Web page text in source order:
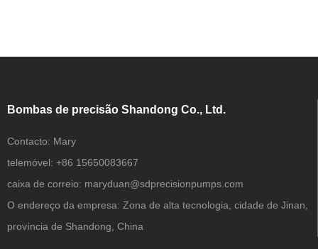
Bombas de precisão Shandong Co., Ltd.
Contacto: Mary
telemóvel: +86 15650083667
caixa de correio: maryduan@sdprecisionpumps.com
O endereço da empresa: Zona de alta tecnologia, cidade de Jinan,
província de Shandong, China